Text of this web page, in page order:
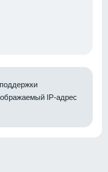
IP-адрес